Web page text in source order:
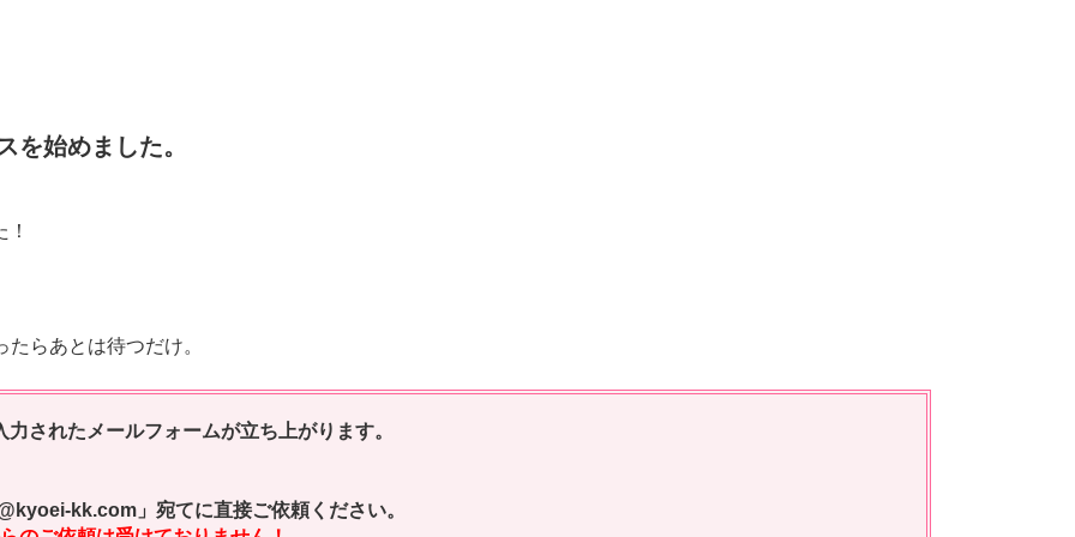
を始めました。
らあとは待つだけ。
されたメールフォームが立ち上がります。
kk.com」宛てに直接ご依頼ください。